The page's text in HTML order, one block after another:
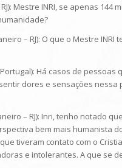
RJ): Mestre INRI, se apenas
– RJ): O que o Mestre
Portugal): Há casos de
dores e sensações
– RJ): Inri, tenho notado
bem mais humanista
tiveram contato com o
e intolerantes. A que se